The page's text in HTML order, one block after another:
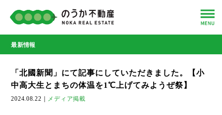
最新情報
「北國新聞」にて記事にしていただきました。【小
中高大生とまちの体温を1℃上げてみようぜ祭】
2024.08.22 メディア掲載